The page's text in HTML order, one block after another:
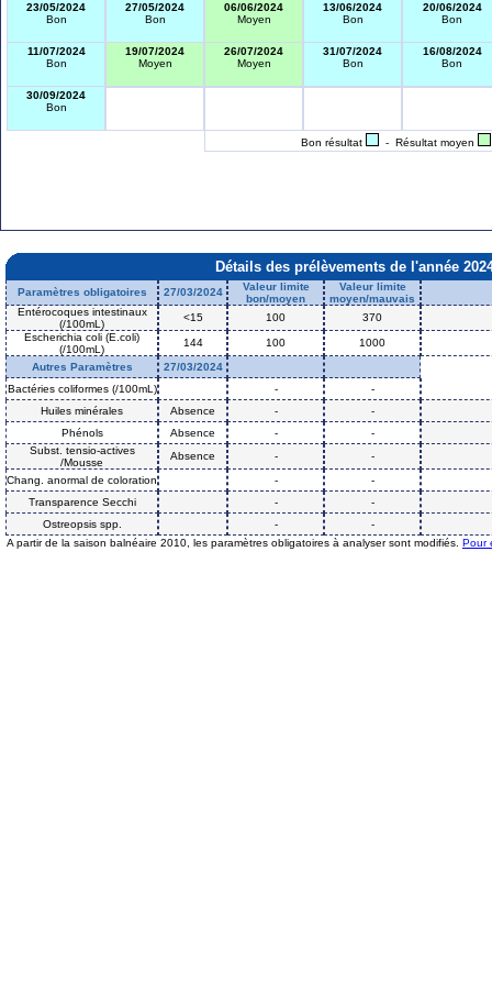
23/05/2024
Bon
27/05/2024
Bon
06/06/2024
Moyen
13/06/2024
Bon
20/06/2024
Bon
11/07/2024
Bon
19/07/2024
Moyen
26/07/2024
Moyen
31/07/2024
Bon
16/08/2024
Bon
30/09/2024
Bon
Bon résultat - Résultat moyen
Détails des prélèvements de l'année
Paramètres obligatoires 27/03/2024
Valeur limite
bon/moyen
Valeur limite
moyen/mauvais
Entérocoques intestinaux
(/100mL)
<15 100
370
Escherichia coli (E.coli)
(/100mL)
144 100
1000
Autres Paramètres
27/03/2024
Bactéries coliformes (/100mL)
-
-
Huiles minérales
Absence -
-
Phénols
Absence -
-
Subst. tensio-actives
/Mousse
Absence -
-
Chang. anormal de coloration
-
-
Transparence Secchi
-
-
Ostreopsis spp.
-
-
A partir de la saison balnéaire 2010, les paramètres obligatoires à analyser sont modifiés. Pour